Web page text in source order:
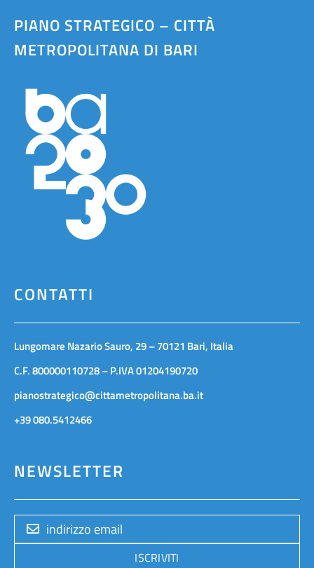
PIANO STRATEGICO – CITTÀ
METROPOLITANA DI BARI
CONTATTI
Lungomare Nazario Sauro, 29 – 70121 Bari, Italia
C.F. 800000110728 – P.IVA 01204190720
pianostrategico@cittametropolitana.ba.it
+39 080.5412466
NEWSLETTER
ISCRIVITI